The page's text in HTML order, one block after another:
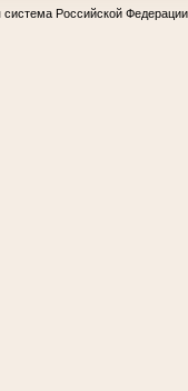
система Российской